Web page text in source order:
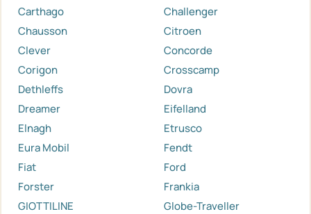
Carthago
Challenger
Chausson
Citroen
Clever
Concorde
Corigon
Crosscamp
Dethleffs
Dovra
Dreamer
Eifelland
Elnagh
Etrusco
Eura Mobil
Fendt
Fiat
Ford
Forster
Frankia
GIOTTILINE
Globe-Traveller